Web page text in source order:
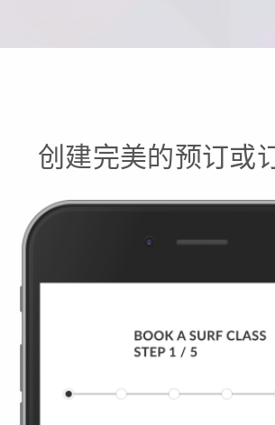
创建完美的预订或